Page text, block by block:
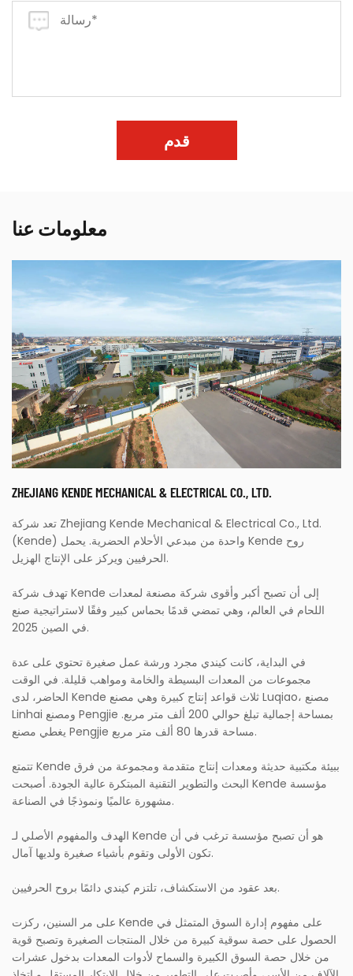
قدم
معلومات عنا
ZHEJIANG KENDE MECHANICAL & ELECTRICAL CO., LTD.
تعد شركة Zhejiang Kende Mechanical & Electrical Co., Ltd.
(Kende) واحدة من مبدعي الأحلام الحضرية. يحمل Kende روح
الحرفيين ويركز على الإنتاج الهزيل.
تهدف شركة Kende إلى أن تصبح أكبر وأقوى شركة مصنعة لمعدات
اللحام في العالم، وهي تمضي قدمًا بحماس كبير وفقًا لاستراتيجية صنع
في الصين 2025.
في البداية، كانت كيندي مجرد ورشة عمل صغيرة تحتوي على عدة
مجموعات من المعدات البسيطة والخامة ومواهب قليلة. في الوقت
الحاضر، لدى Kende ثلاث قواعد إنتاج كبيرة وهي مصنع Luqiao، مصنع
Linhai ومصنع Pengjie بمساحة إجمالية تبلغ حوالي 200 ألف متر مربع.
يغطي مصنع Pengjie مساحة قدرها 80 ألف متر مربع.
تتمتع Kende ببيئة مكتبية حديثة ومعدات إنتاج متقدمة ومجموعة من فرق
البحث والتطوير التقنية المبتكرة عالية الجودة. أصبحت Kende مؤسسة
مشهورة عالميًا ونموذجًا في الصناعة.
الهدف والمفهوم الأصلي لـ Kende هو أن تصبح مؤسسة ترغب في أن
تكون الأولى وتقوم بأشياء صغيرة ولديها آمال.
بعد عقود من الاستكشاف، تلتزم كيندي دائمًا بروح الحرفيين.
على مر السنين، ركزت Kende على مفهوم إدارة السوق المتمثل في
الحصول على حصة سوقية كبيرة من خلال المنتجات الصغيرة وتصبح قوية
من خلال حصة السوق الكبيرة والسماح لأدوات المعدات بدخول عشرات